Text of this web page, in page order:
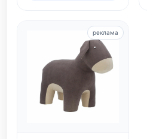
реклама